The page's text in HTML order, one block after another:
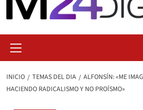
primario
INICIO TEMAS DEL DIA
ALFONSÍN: «ME
HACIENDO RADICALISMO Y NO PROÍSMO»